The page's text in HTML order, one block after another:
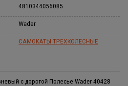
4810344056085
Wader
САМОКАТЫ ТРЕХКОЛЕСНЫЕ
с дорогой Полесье Wader 40428